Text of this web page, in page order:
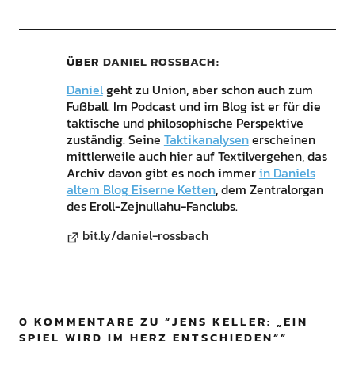
ÜBER DANIEL ROSSBACH
Danielgeht zu Union, aber schon auch zum
Fußball. Im Podcast und im Blog ist er für die
taktische und philosophische Perspektive
zuständig. Seine Taktikanalysenerscheinen
mittlerweile auch hier auf Textilvergehen, das
Archiv davon gibt es noch immerin Daniels
altem Blog Eiserne Ketten, dem Zentralorgan
des Eroll-Zejnullahu-Fanclubs.
bit.ly/daniel-rossbach
0 KOMMENTARE ZU “JENS KELLER: „EIN
SPIEL WIRD IM HERZ ENTSCHIEDEN“”